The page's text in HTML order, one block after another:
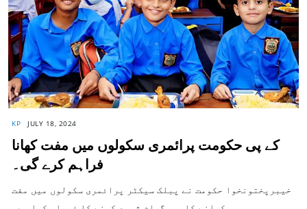
KP JULY 18, 2024
کے پی حکومت پرائمری سکولوں میں مفت کھانا
فراہم کرے گی۔
خیبرپختونخوا حکومت نے پبلک سیکٹر پرائمری سکولوں میں مفت